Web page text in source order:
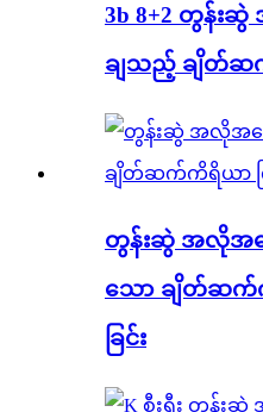
3b 8+2 တွန်း
ချသည့် ချိတ်
တွန်းဆွဲ အလိုအလ
သော ချိတ်ဆ
ခြင်း